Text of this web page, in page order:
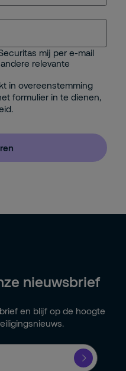
mij per e-mail
relevante
in overeenstemming
formulier in te dienen,
nieuwsbrief
en blijf op de hoogte